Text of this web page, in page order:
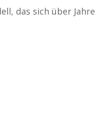
das sich über Jahre